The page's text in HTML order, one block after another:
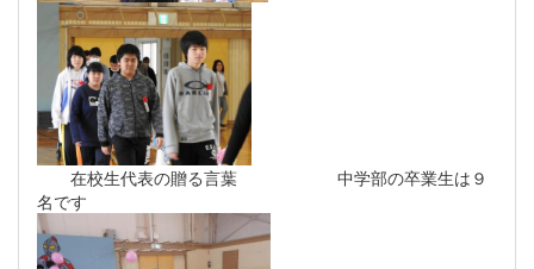
在校生代表の贈る言葉 中学部の卒業生は９
名です